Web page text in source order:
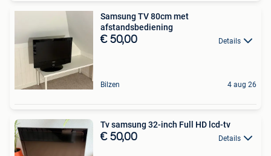
Samsung TV 80cm met
afstandsbediening
€ 50,00 Details
Bilzen 4 aug 26
Tv samsung 32-inch Full HD lcd-tv
€ 50,00 Details